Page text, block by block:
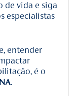
de vida e siga
especialistas
entender
é o
.